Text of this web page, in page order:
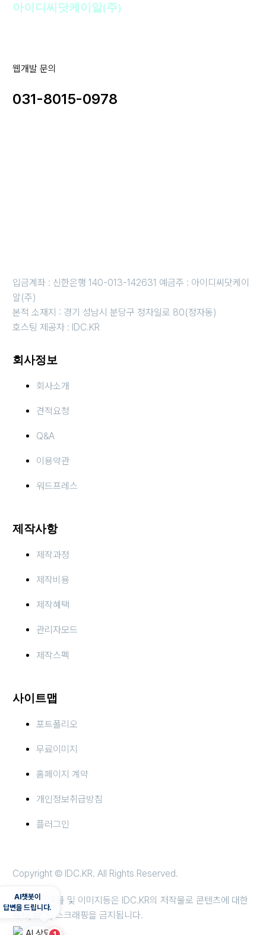
아이디씨닷케이알(주)
웹개발 문의
031-8015-0978
입금계좌 : 신한은행 140-013-142631 예금주 : 아이디씨닷케이
알(주)
본적 소재지 : 경기 성남시 분당구 정자일로 80(정자동)
호스팅 제공자 : IDC.KR
회사정보
회사소개
견적요청
Q&A
이용약관
워드프레스
제작사항
제작과정
제작비용
제작혜택
관리자모드
제작스펙
사이트맵
포트폴리오
무료이미지
홈페이지 계약
개인정보취급방침
플러그인
Copyright © IDC.KR. All Rights Reserved.
당사의 등록물 및 이미지등은 IDC.KR의 저작물로 콘텐츠에 대한
복제, 배포, 스크래핑을 금지됩니다.
AI챗봇이
답변을 드립니다.